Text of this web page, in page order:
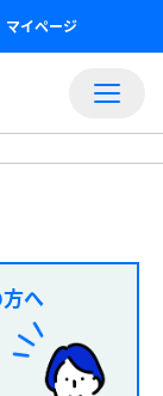
マイページ
へ